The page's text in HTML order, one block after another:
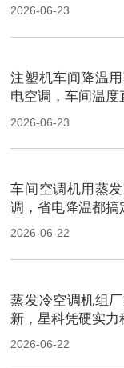
2026-06-23
注塑机车间降温
电空调，车间温度
2026-06-23
车间空调机用蒸
调，省电降温都搞
2026-06-22
蒸发冷空调机组
新，星科凭硬实力
2026-06-22